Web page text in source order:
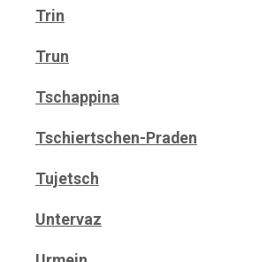
Trin
Trun
Tschappina
Tschiertschen-Praden
Tujetsch
Untervaz